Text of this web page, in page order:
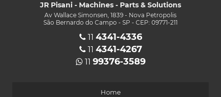
JR Pisani - Machines - Parts & Solutions
Av Wallace Simonsen, 1839 - Nova Petropolis
São Bernardo do Campo - SP - CEP: 09771-211
11 4341-4336
11 4341-4267
11 99376-3589
Home